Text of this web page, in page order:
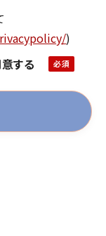
、ご返事い
めご了承くだ
デア等のご提
だいておりま
かねますの
)
する